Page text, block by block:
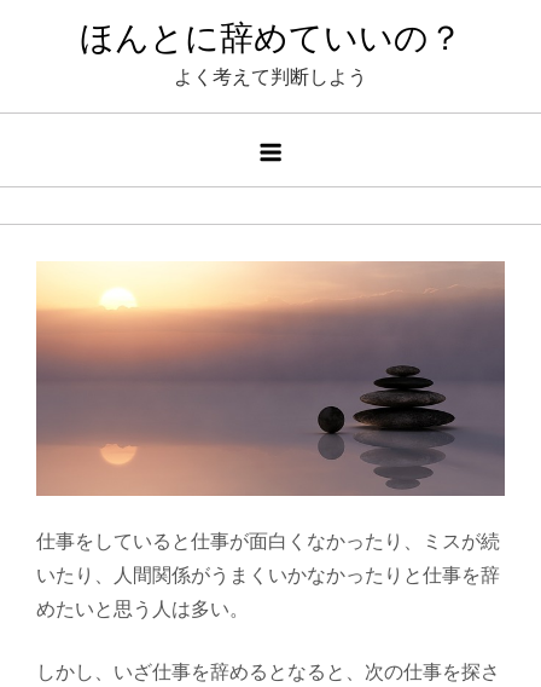
ほんとに辞めていいの？
よく考えて判断しよう
仕事をしていると仕事が面白くなかったり、ミスが続
いたり、人間関係がうまくいかなかったりと仕事を辞
めたいと思う人は多い。
しかし、いざ仕事を辞めるとなると、次の仕事を探さ